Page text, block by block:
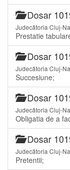
Dosar
Judecătoria Cluj-
Prestatie
Dosar
Judecătoria Cluj-
Succesiune;
Dosar
Judecătoria Cluj-
Obligatia de a
Dosar
Judecătoria Cluj-
Pretentii;